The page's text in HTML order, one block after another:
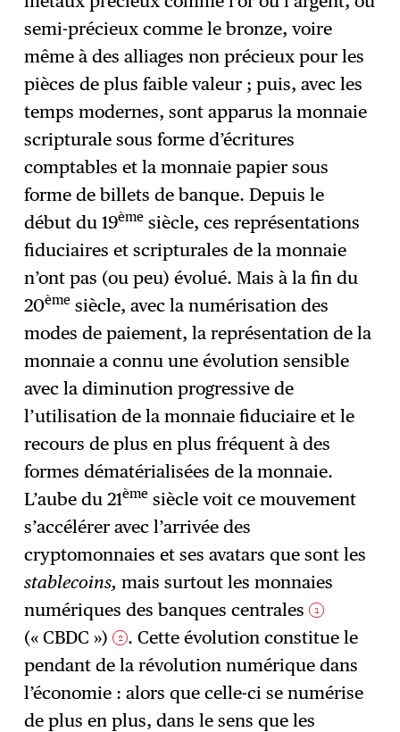
semi-précieux comme le bronze, voire
même à des alliages non précieux pour les
pièces de plus faible valeur ; puis, avec les
temps modernes, sont apparus la monnaie
scripturale sous forme d’écritures
comptables et la monnaie papier sous
forme de billets de banque. Depuis le
début du 19ème siècle, ces représentations
fiduciaires et scripturales de la monnaie
n’ont pas (ou peu) évolué. Mais à la fin du
20ème siècle, avec la numérisation des
modes de paiement, la représentation de la
monnaie a connu une évolution sensible
avec la diminution progressive de
l’utilisation de la monnaie fiduciaire et le
recours de plus en plus fréquent à des
formes dématérialisées de la monnaie.
L’aube du 21ème siècle voit ce mouvement
s’accélérer avec l’arrivée des
cryptomonnaies et ses avatars que sont les
stablecoins, mais surtout les monnaies
numériques des banques centrales 1
(« CBDC ») 2 . Cette évolution constitue le
pendant de la révolution numérique dans
l’économie : alors que celle-ci se numérise
de plus en plus, dans le sens que les